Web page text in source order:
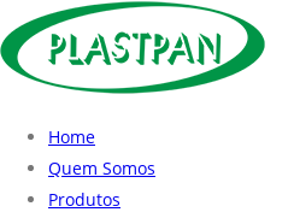
Home
Quem Somos
Produtos